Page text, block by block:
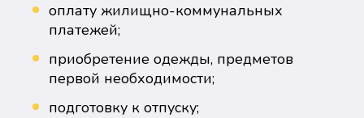
оплату жилищно-коммунальных
платежей;
приобретение одежды, предметов
первой необходимости;
подготовку к отпуску;